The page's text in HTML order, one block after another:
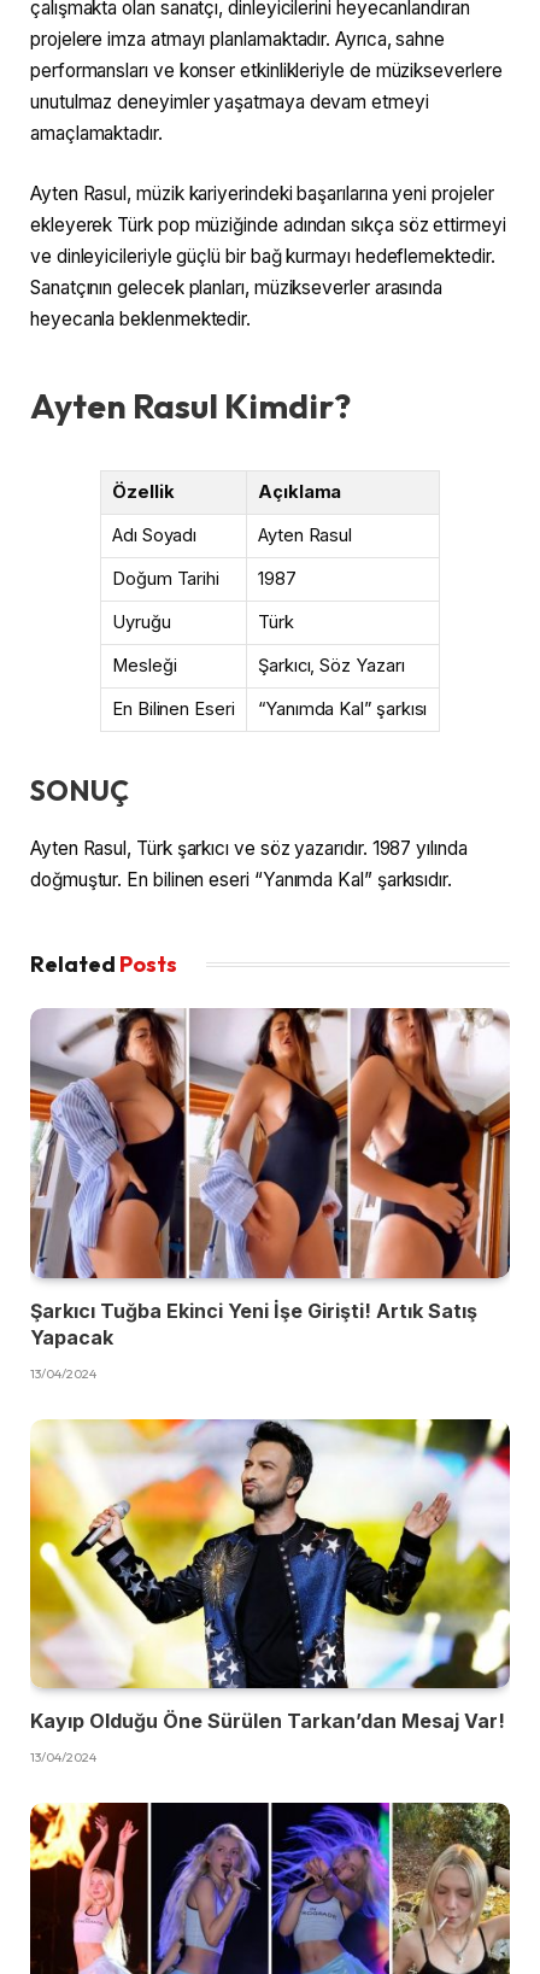
çalışmakta olan sanatçı, dinleyicilerini heyecanlandıran
projelere imza atmayı planlamaktadır. Ayrıca, sahne
performansları ve konser etkinlikleriyle de müzikseverlere
unutulmaz deneyimler yaşatmaya devam etmeyi
amaçlamaktadır.
Ayten Rasul, müzik kariyerindeki başarılarına yeni projeler
ekleyerek Türk pop müziğinde adından sıkça söz ettirmeyi
ve dinleyicileriyle güçlü bir bağ kurmayı hedeflemektedir.
Sanatçının gelecek planları, müzikseverler arasında
heyecanla beklenmektedir.
Ayten Rasul Kimdir?
Özellik
Açıklama
Adı Soyadı
Ayten Rasul
Doğum Tarihi
1987
Uyruğu
Türk
Mesleği
Şarkıcı, Söz Yazarı
En Bilinen Eseri
“Yanımda Kal” şarkısı
SONUÇ
Ayten Rasul, Türk şarkıcı ve söz yazarıdır. 1987 yılında
doğmuştur. En bilinen eseri “Yanımda Kal” şarkısıdır.
Related Posts
Şarkıcı Tuğba Ekinci Yeni İşe Girişti! Artık Satış
Yapacak
13/04/2024
Kayıp Olduğu Öne Sürülen Tarkan’dan Mesaj Var!
13/04/2024